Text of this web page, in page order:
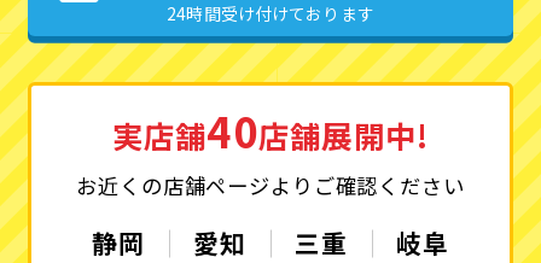
24時間受け付けております
実店舗40店舗展開中!
お近くの店舗ページよりご確認ください
静岡 愛知 三重
岐阜